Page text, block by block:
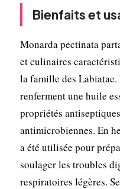
Bienfaits et
Monarda pectinata
et culinaires
la famille des
renferment une huile
propriétés
antimicrobiennes. En
a été utilisée pour
soulager les troubles
respiratoires légères.